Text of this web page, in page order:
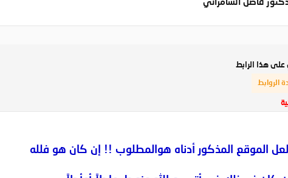
على هذا الرابط
الروابط
الموقع المذكور أدناه هوالمطلوب !! إن كان هو فلله